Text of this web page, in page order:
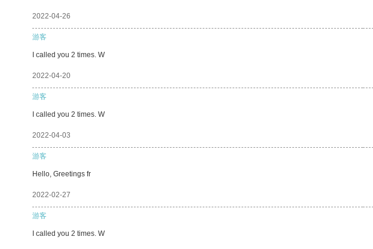
2022-04-26
游客
I called you 2 times. W
2022-04-20
游客
I called you 2 times. W
2022-04-03
游客
Hello, Greetings fr
2022-02-27
游客
I called you 2 times. W